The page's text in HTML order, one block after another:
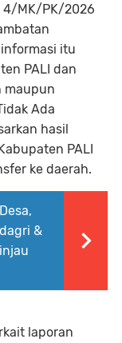
4/MK/PK/2026
itu
PALI dan
maupun
Ada
hasil
PALI
ke daerah.
&
laporan